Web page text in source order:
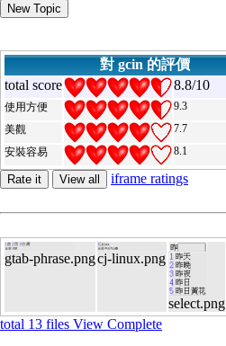
New Topic
對 gcin 的評價
total score
8.8/10
使用方便 9.3
美觀
7.7
安裝容易
8.1
Rate it View all iframe ratings
gtab-phrase.pngcj-linux.png
select.png
total 13 files View Complete